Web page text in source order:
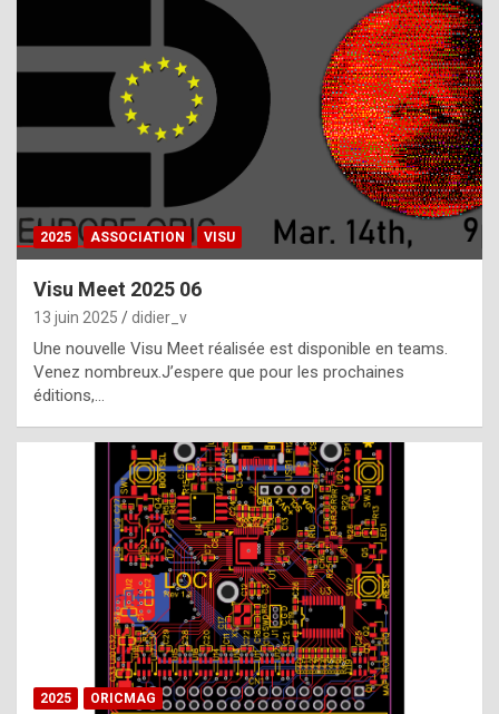
h
a
t
t
e
b
e
s
t
p
h
o
n
2025 ASSOCIATION VISU
Visu Meet 2025 06
13 juin 2025 didier_v
Une nouvelle Visu Meet réalisée est disponible en teams.
Venez nombreux.J’espere que pour les prochaines
éditions,…
2025 ORICMAG